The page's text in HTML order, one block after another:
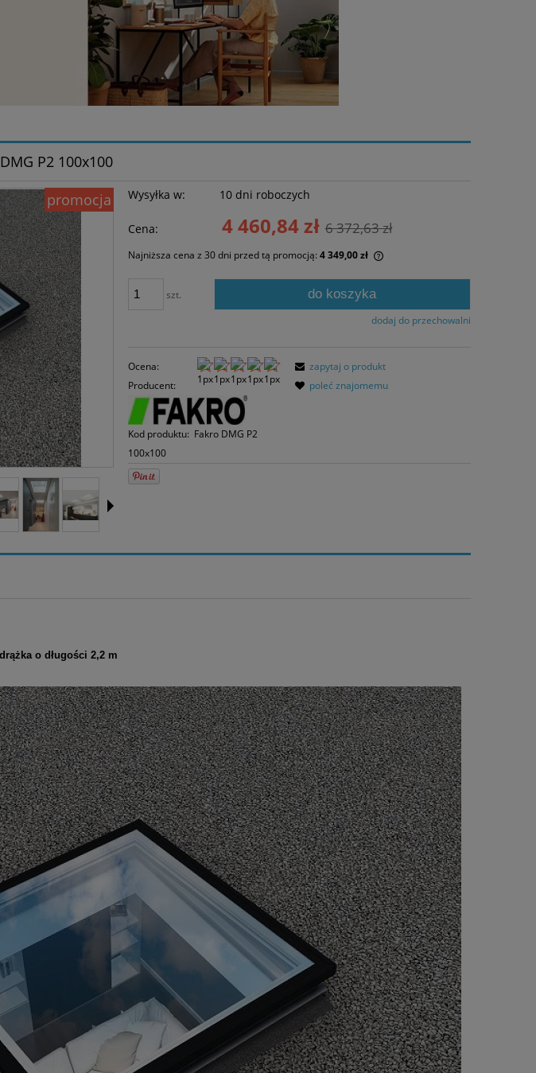
P2 100x100
promocja
Wysyłka w: 10 dni roboczych
Cena: 4 460,84 zł 6 372,63 zł
Najniższa cena z 30 dni przed tą promocją:4 349,00 zł
Jeżeli produkt jest sprzedawany krócej niż
30 dni, wyświetlana jest najniższa cena od
szt. do koszyka
dodaj do przechowalni
Ocena:
Producent:
Kod produktu: Fakro DMG P2
100x100
zapytaj o produkt
poleć znajomemu
o długości 2,2 m